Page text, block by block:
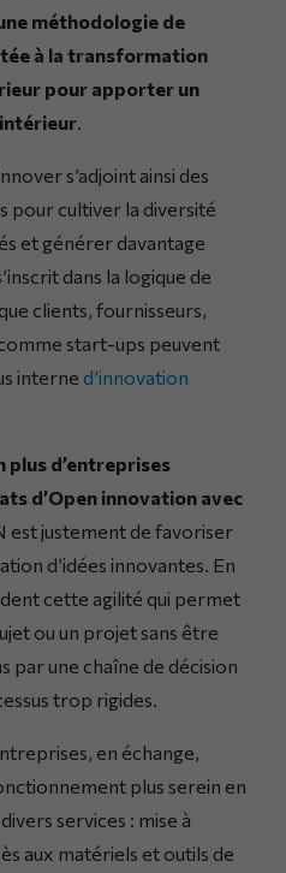
méthodologie de
à la transformation
pour apporter un
.
s’adjoint ainsi des
pour cultiver la diversité
et générer davantage
dans la logique de
clients, fournisseurs,
start-ups peuvent
interne d’innovation
plus d’entreprises
d’Open innovation avec
est justement de favoriser
d’idées innovantes. En
cette agilité qui permet
ou un projet sans être
par une chaîne de décision
trop rigides.
en échange,
plus serein en
services : mise à
aux matériels et outils de